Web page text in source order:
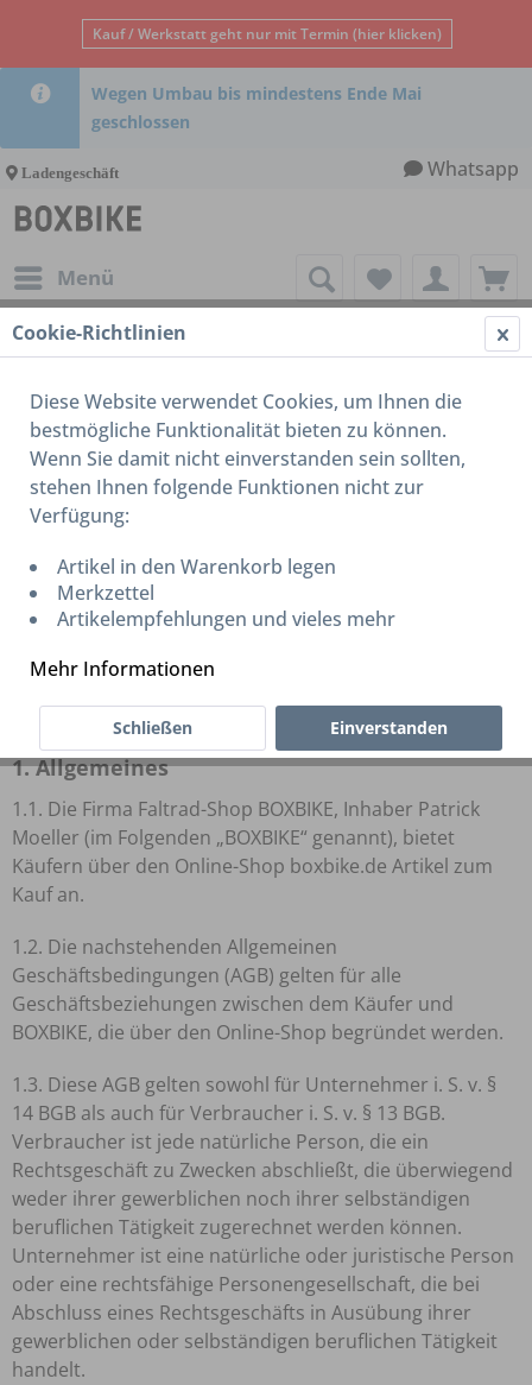
Kauf / Werkstatt geht nur mit Termin (hier klicken)
Wegen Umbau bis mindestens Ende Mai
geschlossen
Ladengeschäft Whatsapp
Menü
AGB
Allgemeine Geschäftsbedingungen (AGB) der
Firma:
Inhaber: Herr Patrick Moeller
Prenzlauer Allee 206
Deutschland
1. Allgemeines
1.1. Die Firma Faltrad-Shop BOXBIKE, Inhaber Patrick
Moeller (im Folgenden „BOXBIKE“ genannt), bietet
Käufern über den Online-Shop boxbike.de Artikel zum
Kauf an.
1.2. Die nachstehenden Allgemeinen
Geschäftsbedingungen (AGB) gelten für alle
Geschäftsbeziehungen zwischen dem Käufer und
BOXBIKE, die über den Online-Shop begründet werden.
1.3. Diese AGB gelten sowohl für Unternehmer i. S. v. §
14 BGB als auch für Verbraucher i. S. v. § 13 BGB.
Verbraucher ist jede natürliche Person, die ein
Rechtsgeschäft zu Zwecken abschließt, die überwiegend
weder ihrer gewerblichen noch ihrer selbständigen
beruflichen Tätigkeit zugerechnet werden können.
Unternehmer ist eine natürliche oder juristische Person
oder eine rechtsfähige Personengesellschaft, die bei
Abschluss eines Rechtsgeschäfts in Ausübung ihrer
gewerblichen oder selbständigen beruflichen Tätigkeit
handelt.
Cookie-Richtlinien
Diese Website verwendet Cookies, um Ihnen die
bestmögliche Funktionalität bieten zu können.
Wenn Sie damit nicht einverstanden sein sollten,
stehen Ihnen folgende Funktionen nicht zur
Verfügung:
Artikel in den Warenkorb legen
Merkzettel
Artikelempfehlungen und vieles mehr
Mehr Informationen
Einverstanden
Schließen